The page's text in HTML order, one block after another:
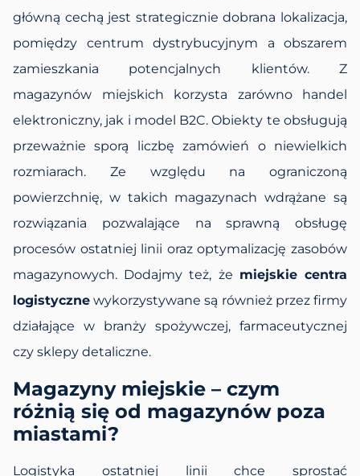
główną cechą jest strategicznie dobrana lokalizacja,
pomiędzy centrum dystrybucyjnym a obszarem
zamieszkania potencjalnych klientów. Z
magazynów miejskich korzysta zarówno handel
elektroniczny, jak i model B2C. Obiekty te obsługują
przeważnie sporą liczbę zamówień o niewielkich
rozmiarach. Ze względu na ograniczoną
powierzchnię, w takich magazynach wdrążane są
rozwiązania pozwalające na sprawną obsługę
procesów ostatniej linii oraz optymalizację zasobów
magazynowych. Dodajmy też, że miejskie centra
logistyczne wykorzystywane są również przez firmy
działające w branży spożywczej, farmaceutycznej
czy sklepy detaliczne.
Magazyny miejskie – czym
różnią się od magazynów poza
miastami?
Logistyka ostatniej linii chce sprostać